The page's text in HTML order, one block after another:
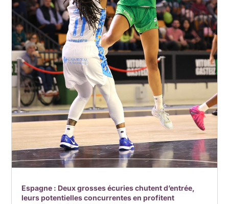
Espagne : Deux grosses écuries chutent d’entrée,
leurs potentielles concurrentes en profitent